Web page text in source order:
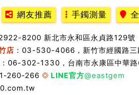
網友推薦 手鐲測量
8200 新北市永和區永貞路129號
店 ：03-530-4066，新竹市經國路三
：06-302-1330，台南市永康區中華
260-266 LINE官方@eastgem